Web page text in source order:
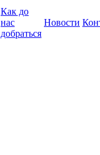
Как до
нас
добраться
Новости